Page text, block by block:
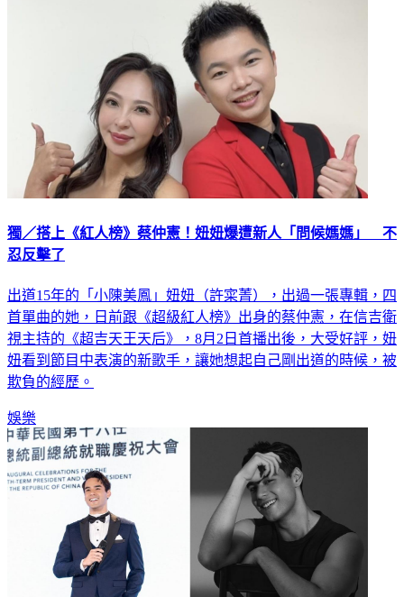
獨／搭上《紅人榜》蔡仲憲！妞妞爆遭新人「問候媽媽」 不
忍反擊了
出道15年的「小陳美鳳」妞妞（許寀菁），出過一張專輯，四
首單曲的她，日前跟《超級紅人榜》出身的蔡仲憲，在信吉衛
視主持的《超吉天王天后》，8月2日首播出後，大受好評，妞
妞看到節目中表演的新歌手，讓她想起自己剛出道的時候，被
欺負的經歷。
娛樂